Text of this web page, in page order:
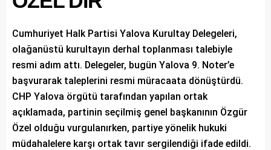
Cumhuriyet Halk Partisi Yalova Kurultay Delegeleri,
olağanüstü kurultayın derhal toplanması talebiyle
resmi adım attı. Delegeler, bugün Yalova 9. Noter’e
başvurarak taleplerini resmi müracaata dönüştürdü.
CHP Yalova örgütü tarafından yapılan ortak
açıklamada, partinin seçilmiş genel başkanının Özgür
Özel olduğu vurgulanırken, partiye yönelik hukuki
müdahalelere karşı ortak tavır sergilendiği ifade edildi.